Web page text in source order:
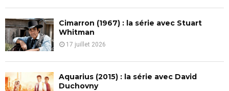
Cimarron (1967) : la série avec Stuart
Whitman
17 juillet 2026
Aquarius (2015) : la série avec David
Duchovny